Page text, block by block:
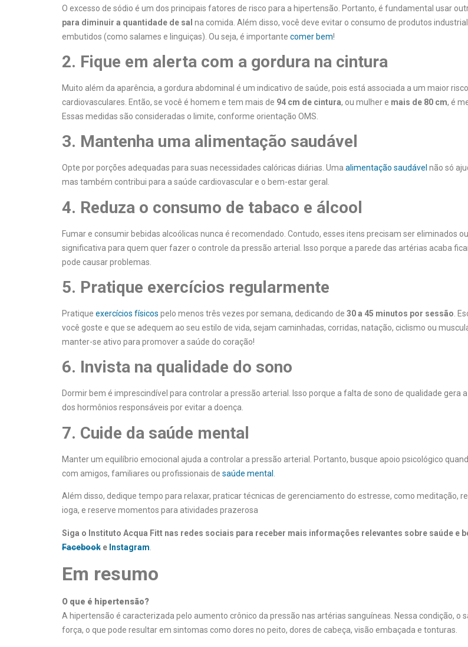
O excesso de sódio é um dos principais fatores de risco para a hipertensão. Portanto, é fundamental usar
para diminuir a quantidade de sal na comida. Além disso, você deve evitar o consumo de produtos
embutidos (como salames e linguiças). Ou seja, é importante comer bem!
2. Fique em alerta com a gordura na cintura
Muito além da aparência, a gordura abdominal é um indicativo de saúde, pois está associada a um maior
cardiovasculares. Então, se você é homem e tem mais de 94 cm de cintura, ou mulher e mais de 80 cm, é
Essas medidas são consideradas o limite, conforme orientação OMS.
3. Mantenha uma alimentação saudável
Opte por porções adequadas para suas necessidades calóricas diárias. Uma alimentação saudável não só
mas também contribui para a saúde cardiovascular e o bem-estar geral.
4. Reduza o consumo de tabaco e álcool
Fumar e consumir bebidas alcoólicas nunca é recomendado. Contudo, esses itens precisam ser eliminados
significativa para quem quer fazer o controle da pressão arterial. Isso porque a parede das artérias acaba
pode causar problemas.
5. Pratique exercícios regularmente
Pratique exercícios físicos pelo menos três vezes por semana, dedicando de 30 a 45 minutos por sessão .
você goste e que se adequem ao seu estilo de vida, sejam caminhadas, corridas, natação, ciclismo ou
manter-se ativo para promover a saúde do coração!
6. Invista na qualidade do sono
Dormir bem é imprescindível para controlar a pressão arterial. Isso porque a falta de sono de qualidade gera
dos hormônios responsáveis por evitar a doença.
7. Cuide da saúde mental
Manter um equilíbrio emocional ajuda a controlar a pressão arterial. Portanto, busque apoio psicológico
com amigos, familiares ou profissionais de saúde mental
Além disso, dedique tempo para relaxar, praticar técnicas de gerenciamento do estresse, como meditação,
ioga, e reserve momentos para atividades prazerosa
Siga o Instituto Acqua Fitt nas redes sociais para receber mais informações relevantes sobre saúde e
Facebook e Instagram
Em resumo
O que é hipertensão?
A hipertensão é caracterizada pelo aumento crônico da pressão nas artérias sanguíneas. Nessa condição, o
força, o que pode resultar em sintomas como dores no peito, dores de cabeça, visão embaçada e tonturas.